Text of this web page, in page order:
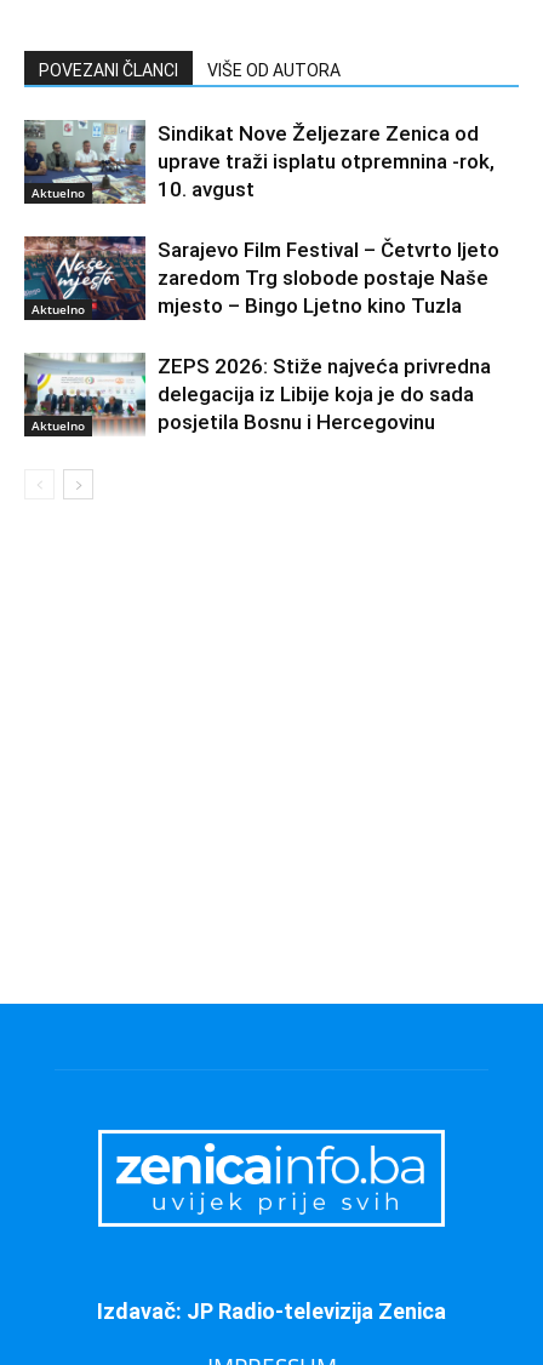
POVEZANI ČLANCI VIŠE OD AUTORA
Aktuelno
Sindikat Nove Željezare Zenica od
uprave traži isplatu otpremnina -rok,
10. avgust
Aktuelno
Sarajevo Film Festival – Četvrto ljeto
zaredom Trg slobode postaje Naše
mjesto – Bingo Ljetno kino Tuzla
Aktuelno
ZEPS 2026: Stiže najveća privredna
delegacija iz Libije koja je do sada
posjetila Bosnu i Hercegovinu
Izdavač: JP Radio-televizija Zenica